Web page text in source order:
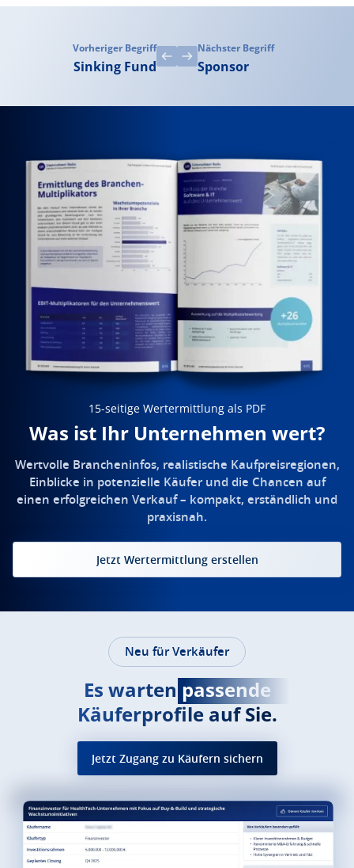
Vorheriger Begriff
Sinking Fund
Nächster Begriff
Sponsor
15-seitige Wertermittlung als PDF
Was ist Ihr Unternehmen wert?
Wertvolle Brancheninfos, realistische Kaufpreisregionen,
Einblicke in potenzielle Käufer und die Chancen auf
einen erfolgreichen Verkauf – kompakt, erständlich und
praxisnah.
Jetzt Wertermittlung erstellen
Neu für Verkäufer
Es warten passende
Käuferprofile auf Sie.
Jetzt Zugang zu Käufern sichern